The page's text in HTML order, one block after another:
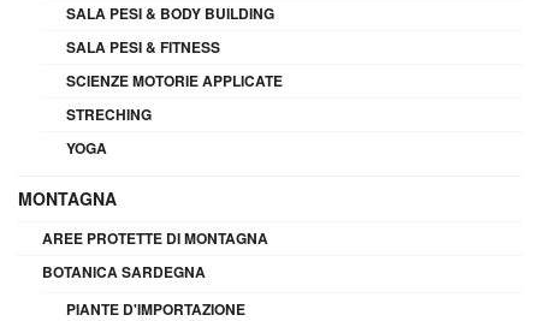
SALA PESI & BODY BUILDING
SALA PESI & FITNESS
SCIENZE MOTORIE APPLICATE
STRECHING
YOGA
MONTAGNA
AREE PROTETTE DI MONTAGNA
BOTANICA SARDEGNA
PIANTE D'IMPORTAZIONE